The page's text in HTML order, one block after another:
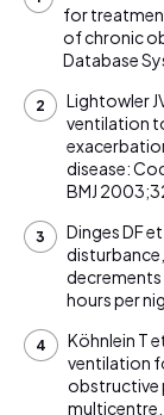
for
of chronic
Database
Lightowler
ventilation
disease:
BMJ
Dinges DF
decrements
hours per
Köhnlein T
ventilation
obstructive